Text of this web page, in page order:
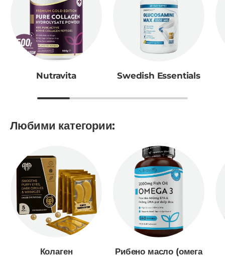
Nutravita Swedish Essentials
Любими категории:
Колаген
Рибено масло (омега